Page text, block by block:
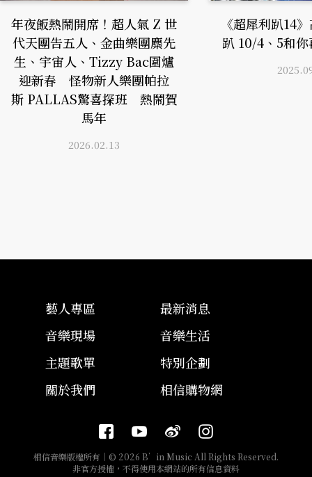
年夜飯熱鬧開席！超人氣 Z 世
代天團告五人、金曲樂團麋先
生、宇宙人、Tizzy Bac圍爐
迎新春 怪物新人樂團帕拉
斯 PALLAS驚喜探班 熱鬧賀
馬年
2026.02.13
《超犀利趴14
趴 10/4、5和
藝人專區
最新消息
音樂現場
音樂生活
主題歌單
特別企劃
關於我們
相信購物網
相信音樂版權所有｜© 2026 B’in Music All Rights Reserved.
非官方授權，不得使用本網站的所有信息資料